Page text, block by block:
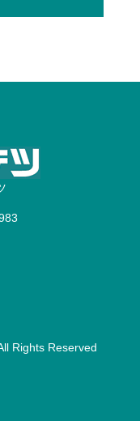
Rights Reserved